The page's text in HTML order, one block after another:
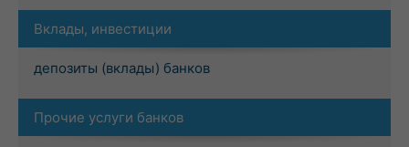
Вклады, инвестиции
депозиты (вклады) банков
Прочие услуги банков